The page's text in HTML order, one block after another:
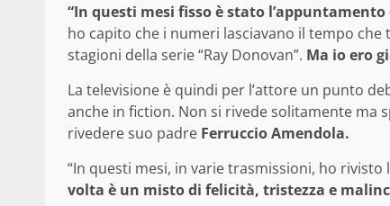
“In questi mesi fisso è stato
ho capito che i numeri lasciavano il tempo che
stagioni della serie “Ray Donovan”. Ma io ero
La televisione è quindi per l’attore un punto
anche in fiction. Non si rivede solitamente ma
rivedere suo padre Ferruccio Amendola.
“In questi mesi, in varie trasmissioni, ho
volta è un misto di felicità, tristezza e